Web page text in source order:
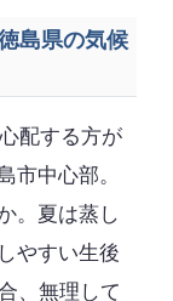
島県の気候
配する方が
市中心部。
。夏は蒸し
やすい生後
、無理して